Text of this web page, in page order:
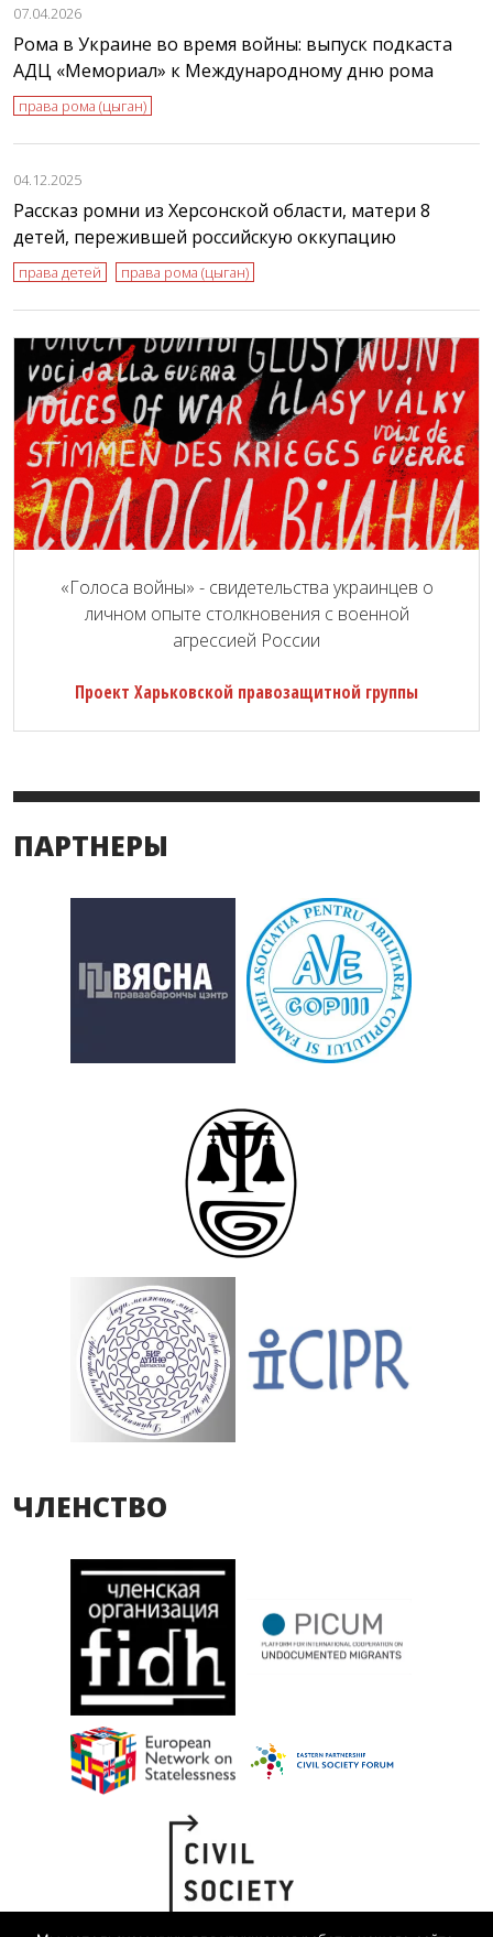
07.04.2026
Рома в Украине во время войны: выпуск подкаста
АДЦ «Мемориал» к Международному дню рома
права рома (цыган)
04.12.2025
Рассказ ромни из Херсонской области, матери 8
детей, пережившей российскую оккупацию
права детей права рома (цыган)
«Голоса войны» - свидетельства украинцев о
личном опыте столкновения с военной
агрессией России
Проект Харьковской правозащитной группы
ПАРТНЕРЫ
ЧЛЕНСТВО